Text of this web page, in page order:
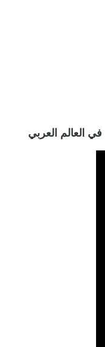
العالم العربي